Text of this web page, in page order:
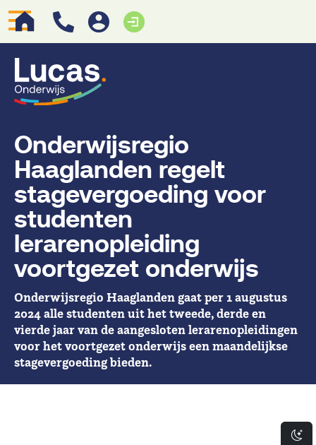
Onderwijsregio
Haaglanden regelt
stagevergoeding voor
studenten
lerarenopleiding
voortgezet onderwijs
Onderwijsregio Haaglanden gaat per 1 augustus
2024 alle studenten uit het tweede, derde en
vierde jaar van de aangesloten lerarenopleidingen
voor het voortgezet onderwijs een maandelijkse
stagevergoeding bieden.